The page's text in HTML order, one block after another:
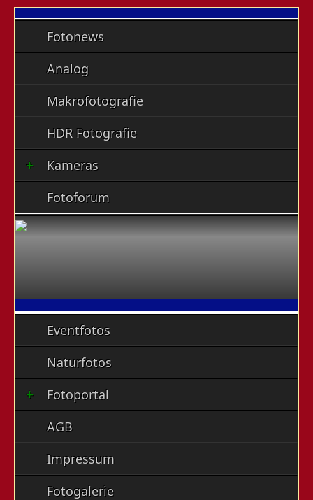
Fotonews
Analog
Makrofotografie
HDR Fotografie
Kameras
Fotoforum
Eventfotos
Naturfotos
Fotoportal
AGB
Impressum
Fotogalerie